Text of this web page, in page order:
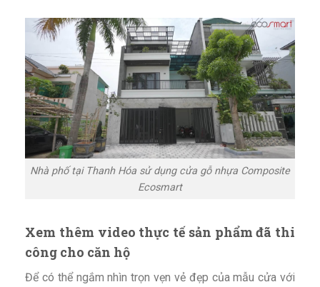
Nhà phố tại Thanh Hóa sử dụng cửa gỗ nhựa Composite
Ecosmart
Xem thêm video thực tế sản phẩm đã thi
công cho căn hộ
Để có thể ngắm nhìn trọn vẹn vẻ đẹp của mẫu cửa với